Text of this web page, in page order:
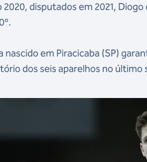
disputados em 2021,
em Piracicaba (SP)
dos seis aparelhos no último